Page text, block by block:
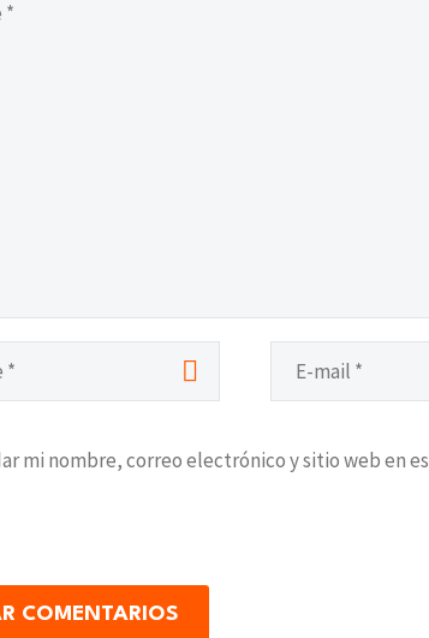
mi nombre, correo electrónico y sitio web en
COMENTARIOS